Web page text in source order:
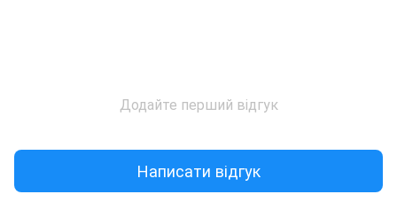
Додайте перший відгук
Написати відгук